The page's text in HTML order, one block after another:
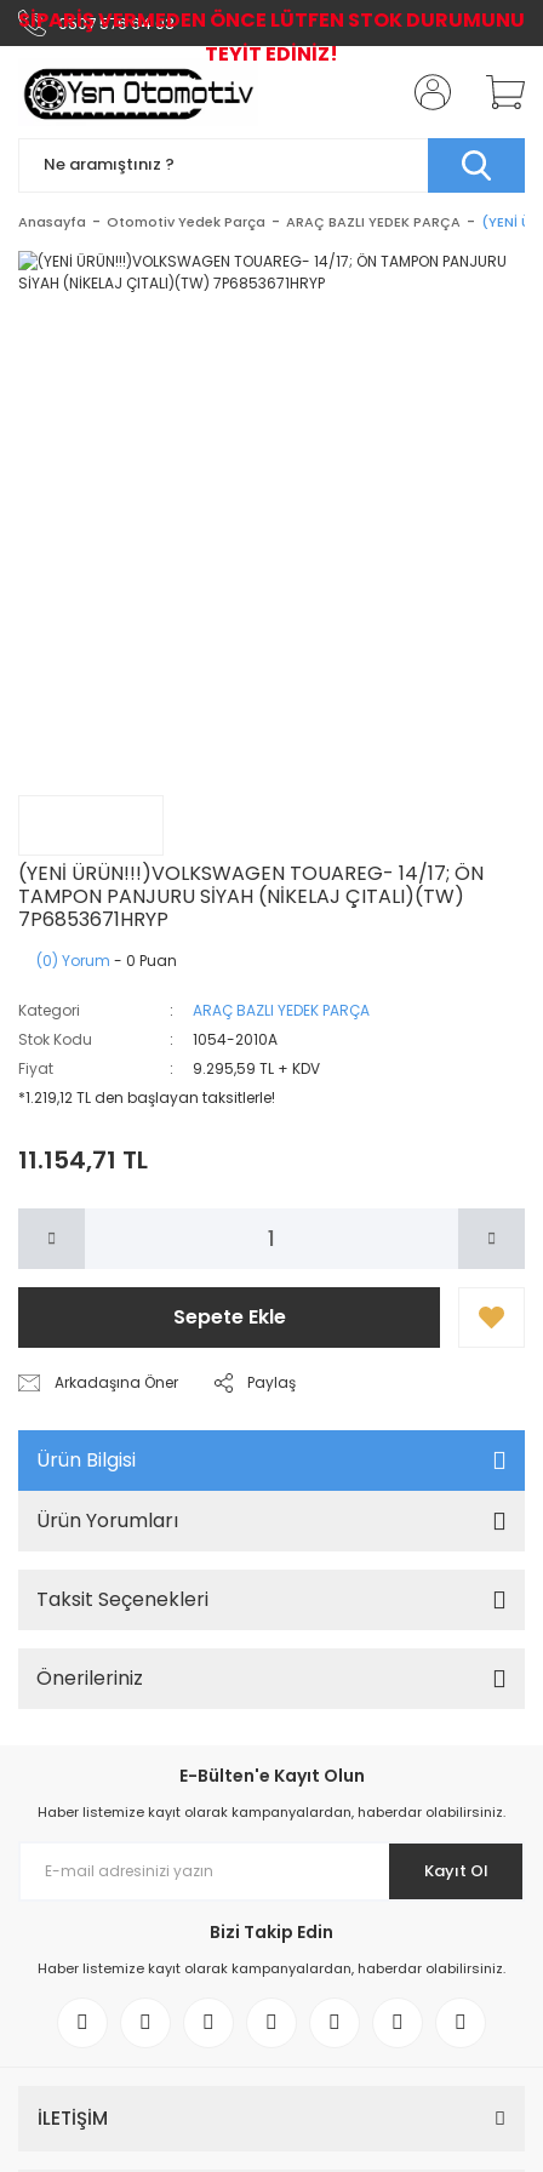
0507 576 64 03
Anasayfa Otomotiv Yedek Parça ARAÇ BAZLI YEDEK PARÇA (YENİ
(YENİ ÜRÜN!!!)VOLKSWAGEN TOUAREG- 14/17; ÖN
TAMPON PANJURU SİYAH (NİKELAJ ÇITALI)(TW)
7P6853671HRYP
(0) Yorum - 0 Puan
Kategori
ARAÇ BAZLI YEDEK PARÇA
Stok Kodu
1054-2010A
Fiyat
9.295,59 TL + KDV
*1.219,12 TL den başlayan taksitlerle!
11.154,71 TL
Sepete Ekle
Arkadaşına Öner Paylaş
Ürün Bilgisi
Ürün Yorumları
Taksit Seçenekleri
Önerileriniz
E-Bülten'e Kayıt Olun
Haber listemize kayıt olarak kampanyalardan, haberdar olabilirsiniz.
Kayıt Ol
Bizi Takip Edin
Haber listemize kayıt olarak kampanyalardan, haberdar olabilirsiniz.
İLETİŞİM
SİPARİŞ VERMEDEN ÖNCE LÜTFEN STOK DURUMUNU
TEYİT EDİNİZ!